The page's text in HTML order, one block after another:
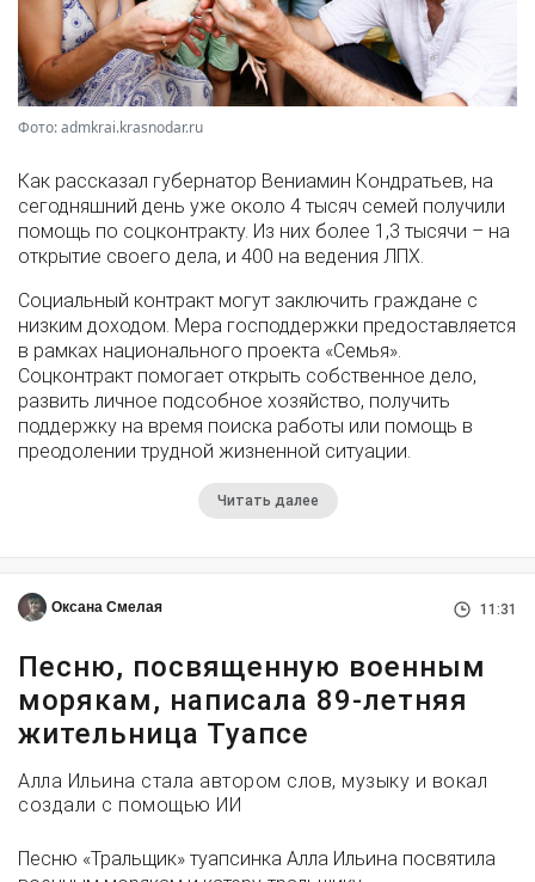
Фото: admkrai.krasnodar.ru
Как рассказал губернатор Вениамин Кондратьев, на
сегодняшний день уже около 4 тысяч семей получили
помощь по соцконтракту. Из них более 1,3 тысячи – на
открытие своего дела, и 400 на ведения ЛПХ.
Социальный контракт могут заключить граждане с
низким доходом. Мера господдержки предоставляется
в рамках национального проекта «Семья».
Соцконтракт помогает открыть собственное дело,
развить личное подсобное хозяйство, получить
поддержку на время поиска работы или помощь в
преодолении трудной жизненной ситуации.
Читать далее
Оксана Смелая 11:31
Песню, посвященную военным
морякам, написала 89-летняя
жительница Туапсе
Алла Ильина стала автором слов, музыку и вокал
создали с помощью ИИ
Песню «Тральщик» туапсинка Алла Ильина посвятила